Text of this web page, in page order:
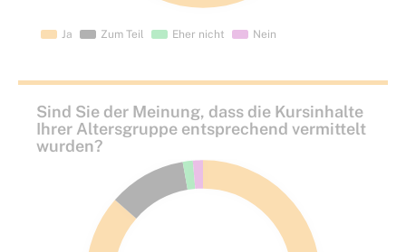
Sind Sie der Meinung, dass die Kursinhalte
Ihrer Altersgruppe entsprechend vermittelt
wurden?